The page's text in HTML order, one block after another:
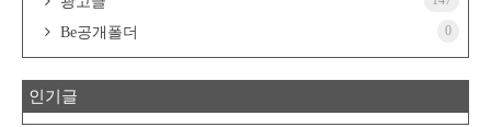
Be공개폴더 0
인기글